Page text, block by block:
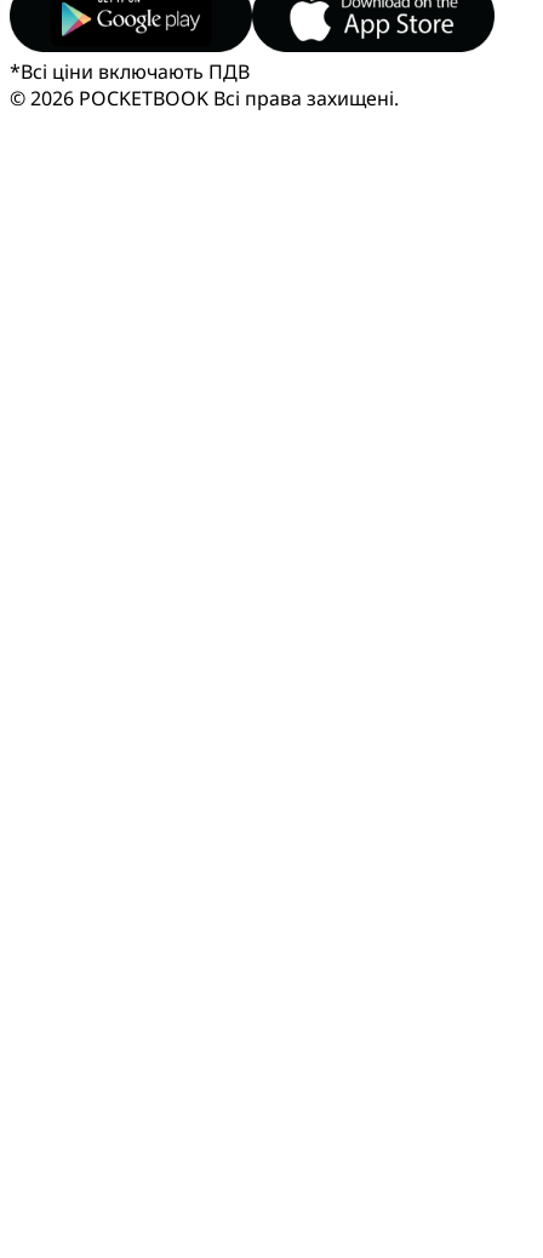
*Всі ціни включають ПДВ
© 2026 POCKETBOOK Всі права захищені.